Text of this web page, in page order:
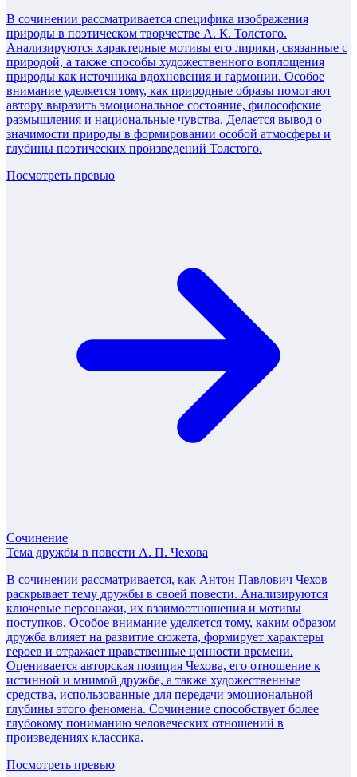
В сочинении рассматривается специфика изображения
природы в поэтическом творчестве А. К. Толстого.
Анализируются характерные мотивы его лирики, связанные с
природой, а также способы художественного воплощения
природы как источника вдохновения и гармонии. Особое
внимание уделяется тому, как природные образы помогают
автору выразить эмоциональное состояние, философские
размышления и национальные чувства. Делается вывод о
значимости природы в формировании особой атмосферы и
глубины поэтических произведений Толстого.
Посмотреть превью
Сочинение
Тема дружбы в повести А. П. Чехова
В сочинении рассматривается, как Антон Павлович Чехов
раскрывает тему дружбы в своей повести. Анализируются
ключевые персонажи, их взаимоотношения и мотивы
поступков. Особое внимание уделяется тому, каким образом
дружба влияет на развитие сюжета, формирует характеры
героев и отражает нравственные ценности времени.
Оценивается авторская позиция Чехова, его отношение к
истинной и мнимой дружбе, а также художественные
средства, использованные для передачи эмоциональной
глубины этого феномена. Сочинение способствует более
глубокому пониманию человеческих отношений в
произведениях классика.
Посмотреть превью